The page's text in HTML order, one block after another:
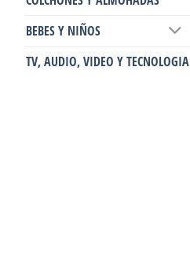
BEBES Y NIÑOS
TV, AUDIO, VIDEO Y TECNOLOGIA